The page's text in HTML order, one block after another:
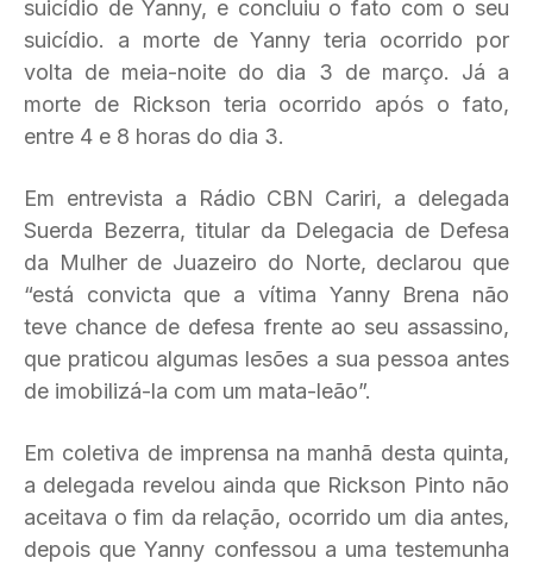
suicídio de Yanny, e concluiu o fato com o seu
suicídio. a morte de Yanny teria ocorrido por
volta de meia-noite do dia 3 de março. Já a
morte de Rickson teria ocorrido após o fato,
entre 4 e 8 horas do dia 3.
Em entrevista a Rádio CBN Cariri, a delegada
Suerda Bezerra, titular da Delegacia de Defesa
da Mulher de Juazeiro do Norte, declarou que
“está convicta que a vítima Yanny Brena não
teve chance de defesa frente ao seu assassino,
que praticou algumas lesões a sua pessoa antes
de imobilizá-la com um mata-leão”.
Em coletiva de imprensa na manhã desta quinta,
a delegada revelou ainda que Rickson Pinto não
aceitava o fim da relação, ocorrido um dia antes,
depois que Yanny confessou a uma testemunha